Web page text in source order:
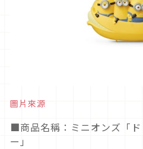
圖片來源
■商品名稱：ミニオンズ「
ー」